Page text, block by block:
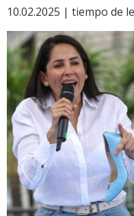
10.02.2025 | tiempo de